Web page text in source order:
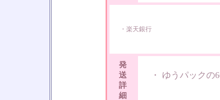
・楽天銀行
発
送
詳
細
・ ゆうパックの